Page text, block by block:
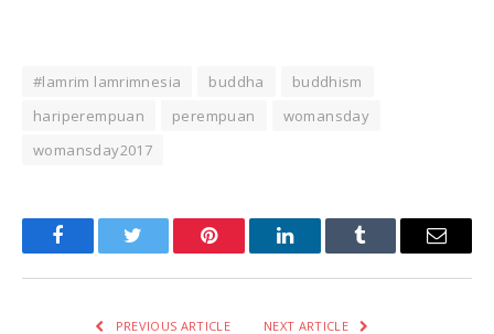
#lamrim lamrimnesia buddha
buddhism
hariperempuan
perempuan
womansday
womansday2017
FacebookTwitter Pinterest LinkedInTumblr Email
PREVIOUS ARTICLE NEXT ARTICLE